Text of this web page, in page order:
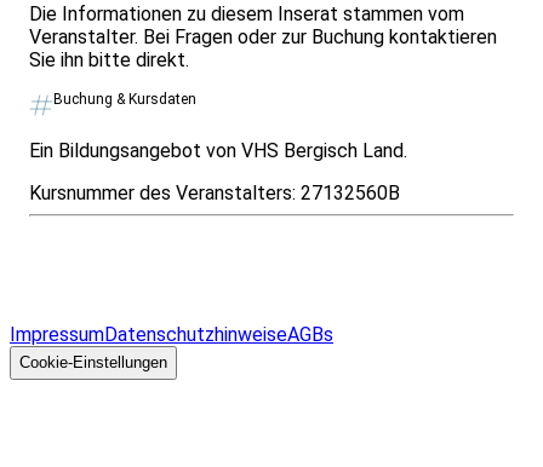
Die Informationen zu diesem Inserat stammen vom
Veranstalter. Bei Fragen oder zur Buchung kontaktieren
Sie ihn bitte direkt.
Buchung & Kursdaten
Ein Bildungsangebot von VHS Bergisch Land.
Kursnummer des Veranstalters: 27132560B
ImpressumDatenschutzhinweiseAGBs
Cookie-Einstellungen